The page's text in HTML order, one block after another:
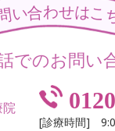
い合わせはこ
でのお問い
院
[診療時間]